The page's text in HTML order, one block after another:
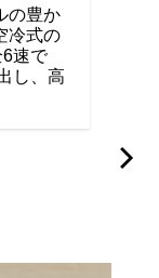
の豊か
冷式の
速で
し、高